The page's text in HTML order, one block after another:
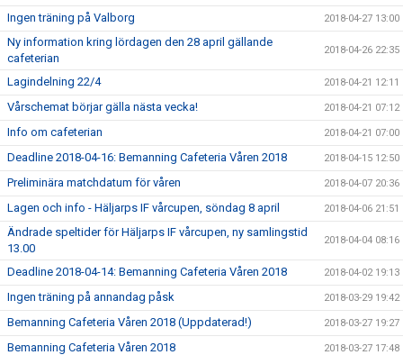
Ingen träning på Valborg 2018-04-27 13:00
Ny information kring lördagen den 28 april gällande
cafeterian
2018-04-26 22:35
Lagindelning 22/4 2018-04-21 12:11
Vårschemat börjar gälla nästa vecka! 2018-04-21 07:12
Info om cafeterian 2018-04-21 07:00
Deadline 2018-04-16: Bemanning Cafeteria Våren 2018 2018-04-15 12:50
Preliminära matchdatum för våren 2018-04-07 20:36
Lagen och info - Häljarps IF vårcupen, söndag 8 april 2018-04-06 21:51
Ändrade speltider för Häljarps IF vårcupen, ny samlingstid
13.00
2018-04-04 08:16
Deadline 2018-04-14: Bemanning Cafeteria Våren 2018 2018-04-02 19:13
Ingen träning på annandag påsk 2018-03-29 19:42
Bemanning Cafeteria Våren 2018 (Uppdaterad!) 2018-03-27 19:27
Bemanning Cafeteria Våren 2018 2018-03-27 17:48